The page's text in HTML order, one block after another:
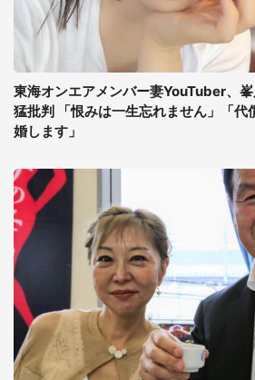
東海オンエアメンバー妻YouTuber、
猛批判 「恨みは一生忘れません」「代
婚します」